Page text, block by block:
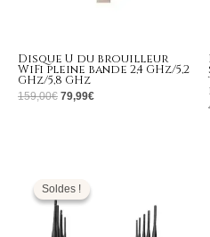
Disque U du brouilleur
WiFi pleine bande 2,4 GHz/5,2
GHz/5,8 GHz
159,00€ 79,99€
Soldes !
Soldes !
initial
était :
799,00€.